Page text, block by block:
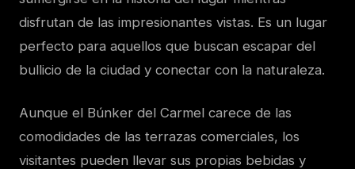
disfrutan de las impresionantes vistas. Es un lugar
perfecto para aquellos que buscan escapar del
bullicio de la ciudad y conectar con la naturaleza.
Aunque el Búnker del Carmel carece de las
comodidades de las terrazas comerciales, los
visitantes pueden llevar sus propias bebidas y